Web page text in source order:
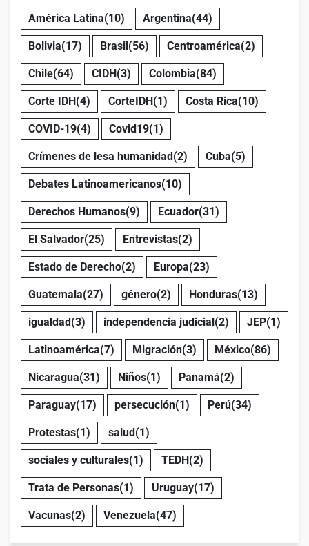
América Latina(10) Argentina(44)
Bolivia(17) Brasil(56) Centroamérica(2)
Chile(64) CIDH(3) Colombia(84)
Corte IDH(4) CorteIDH(1) Costa Rica(10)
COVID-19(4) Covid19(1)
Crímenes de lesa humanidad(2) Cuba(5)
Debates Latinoamericanos(10)
Derechos Humanos(9) Ecuador(31)
El Salvador(25) Entrevistas(2)
Estado de Derecho(2) Europa(23)
Guatemala(27) género(2) Honduras(13)
igualdad(3) independencia judicial(2) JEP(1)
Latinoamérica(7) Migración(3) México(86)
Nicaragua(31) Niños(1) Panamá(2)
Paraguay(17) persecución(1) Perú(34)
Protestas(1) salud(1)
sociales y culturales(1) TEDH(2)
Trata de Personas(1) Uruguay(17)
Vacunas(2) Venezuela(47)